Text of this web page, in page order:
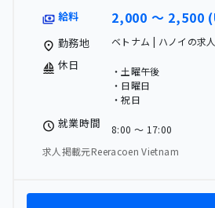
給料 2,000 〜 2,500
勤務地 ベトナム | ハノイの求人
休日
・土曜午後
・日曜日
・祝日
就業時間
8:00 〜 17:00
求人掲載元Reeracoen Vietnam